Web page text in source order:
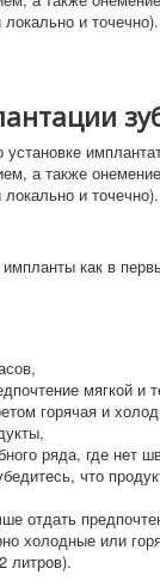
и точечно).
а также
и точечно).
импланты как в
мягкой
горячая и
ряда, где нет
что
отдать
холодные или
литров).